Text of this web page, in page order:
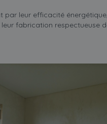
par leur efficacité
fabrication respectueuse